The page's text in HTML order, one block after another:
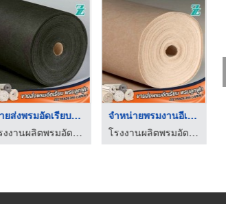
ขายส่งพรมอัดเรียบใกล ...
โรงงานผลิตพรมอัดเรียบ – ZT365 CARPET
จำหน่ายพรมงานอีเว้นท ...
โรงงานผลิตพรมอัดเรียบ – ZT365 CARPET